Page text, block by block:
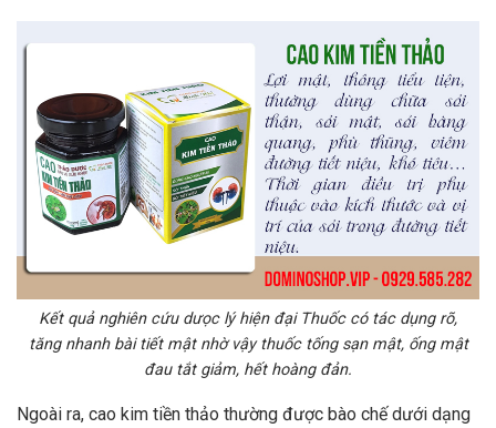
Kết quả nghiên cứu dưọc lý hiện đại Thuốc có tác dụng rõ,
tăng nhanh bài tiết mật nhờ vậy thuốc tống sạn mật, ống mật
đau tắt giảm, hết hoàng đản.
Ngoài ra, cao kim tiền thảo thường được bào chế dưới dạng